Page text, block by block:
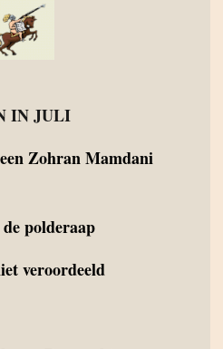
IN JULI
Zohran Mamdani
polderaap
veroordeeld